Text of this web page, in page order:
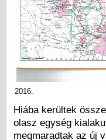
2016.
Hiába kerültek
olasz egység
megmaradtak az új